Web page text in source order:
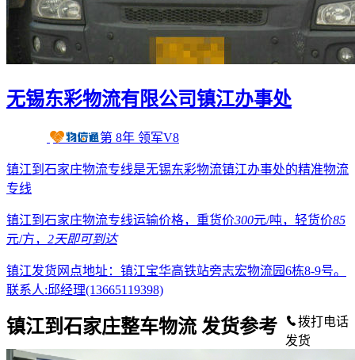
无锡东彩物流有限公司镇江办事处
第 8年 领军V8
镇江到石家庄物流专线是无锡东彩物流镇江办事处的精准物流
专线
镇江到石家庄物流专线运输价格，重货价300元/吨，轻货价85
元/方， 2天即可到达
镇江发货网点地址：镇江宝华高铁站旁志宏物流园6栋8-9号。
联系人:邱经理(13665119398)
拨打电话
发货
镇江到石家庄整车物流 发货参考